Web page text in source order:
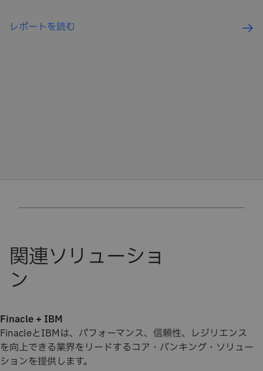
レポートを読む
Finacle + IBM
FinacleとIBMは、パフォーマンス、信頼性、レジリエンス
を向上できる業界をリードするコア・バンキング・ソリュー
ションを提供します。